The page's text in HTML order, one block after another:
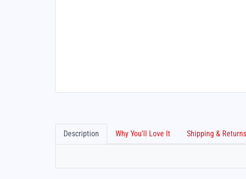
Description Why You'll Love It Shipping & Returns